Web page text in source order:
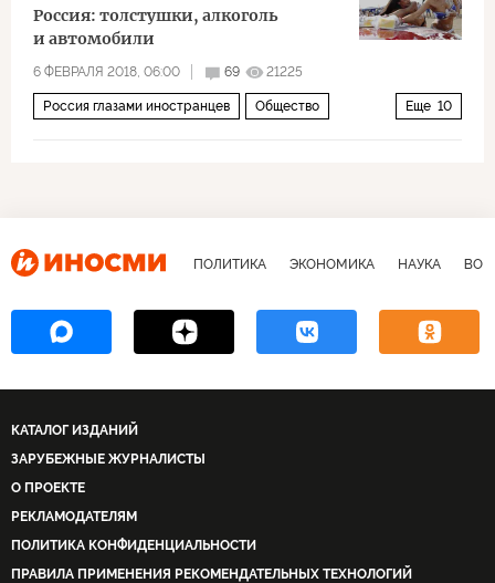
Россия: толстушки, алкоголь
и автомобили
6 ФЕВРАЛЯ 2018, 06:00 69 21225
Еще 10
Россия глазами иностранцев Общество
Женюсь на русской красавице
ПОЛИТИКА ЭКОНОМИКА НАУКА
КАТАЛОГ ИЗДАНИЙ
ЗАРУБЕЖНЫЕ ЖУРНАЛИСТЫ
О ПРОЕКТЕ
РЕКЛАМОДАТЕЛЯМ
ПОЛИТИКА КОНФИДЕНЦИАЛЬНОСТИ
ПРАВИЛА ПРИМЕНЕНИЯ РЕКОМЕНДАТЕЛЬНЫХ ТЕХНОЛОГИЙ